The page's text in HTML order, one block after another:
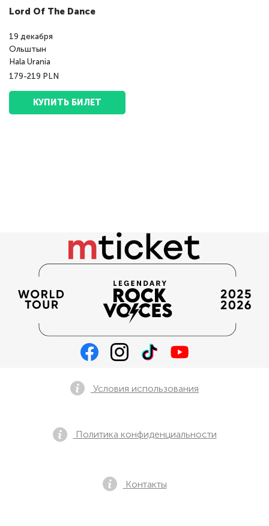
Lord Of The Dance
19 декабря
Ольштын
Hala Urania
179-219 PLN
КУПИТЬ БИЛЕТ
Условия использования
Политика конфиденциальности
Контакты